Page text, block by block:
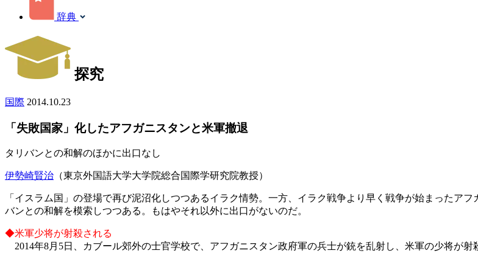
辞典
探究
国際 2014.10.23
「失敗国家」化したアフガニスタンと米軍撤退
タリバンとの和解のほかに出口なし
伊勢崎賢治 （東京外国語大学大学院総合国際学研究院教授）
「イスラム国」の登場で再び泥沼化しつつあるイラク情勢。一方、イラク戦争より早く戦争が始まったア
バンとの和解を模索しつつある。もはやそれ以外に出口がないのだ。
◆米軍少将が射殺される
2014年8月5日、カブール郊外の士官学校で、アフガニスタン政府軍の兵士が銃を乱射し、米軍の少将が